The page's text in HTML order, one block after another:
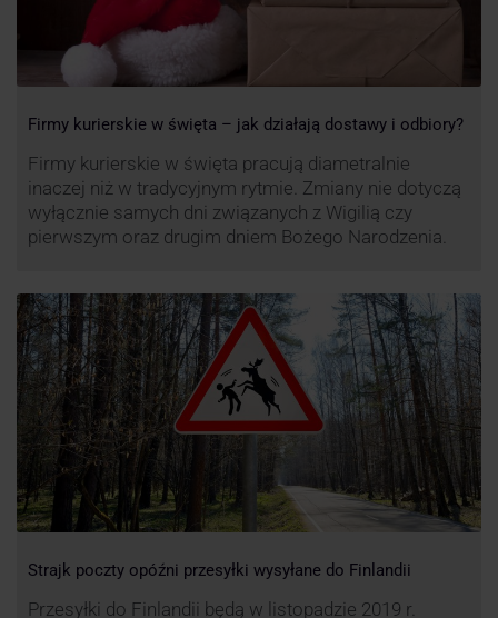
Firmy kurierskie w święta – jak działają dostawy i odbiory?
Firmy kurierskie w święta pracują diametralnie
inaczej niż w tradycyjnym rytmie. Zmiany nie dotyczą
wyłącznie samych dni związanych z Wigilią czy
pierwszym oraz drugim dniem Bożego Narodzenia.
Strajk poczty opóźni przesyłki wysyłane do Finlandii
Przesyłki do Finlandii będą w listopadzie 2019 r.